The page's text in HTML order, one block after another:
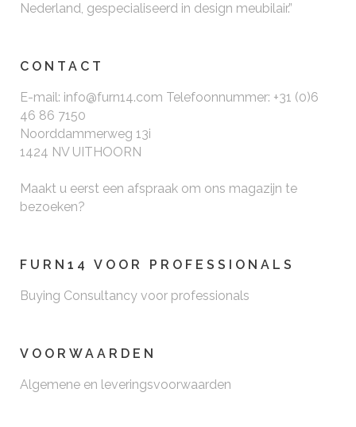
Nederland, gespecialiseerd in design meubilair.”
CONTACT
E-mail: info@furn14.com Telefoonnummer: +31 (0)6
46 86 7150
Noorddammerweg 13i
1424 NV UITHOORN
Maakt u eerst een afspraak om ons magazijn te
bezoeken?
FURN14 VOOR PROFESSIONALS
Buying Consultancy voor professionals
VOORWAARDEN
Algemene en leveringsvoorwaarden